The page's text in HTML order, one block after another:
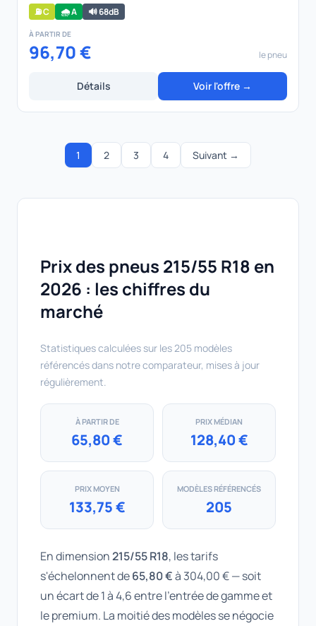
⛽ C 🌧️ A 🔊 68dB
À PARTIR DE
96,70 € le pneu
Détails Voir l'offre →
1 2 3 4 Suivant →
Prix des pneus 215/55 R18 en
2026 : les chiffres du
marché
Statistiques calculées sur les 205 modèles
référencés dans notre comparateur, mises à jour
régulièrement.
À PARTIR DE
65,80 €
PRIX MÉDIAN
128,40 €
PRIX MOYEN
133,75 €
MODÈLES RÉFÉRENCÉS
205
En dimension215/55 R18, les tarifs
s'échelonnent de65,80 €à 304,00 € — soit
un écart de 1 à 4,6 entre l'entrée de gamme et
le premium. La moitié des modèles se négocie